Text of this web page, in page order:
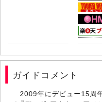
ガイドコメント
2009年にデビュー15周